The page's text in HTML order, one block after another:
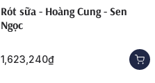
Rót sữa - Hoàng Cung - Sen
Ngọc
1,623,240₫